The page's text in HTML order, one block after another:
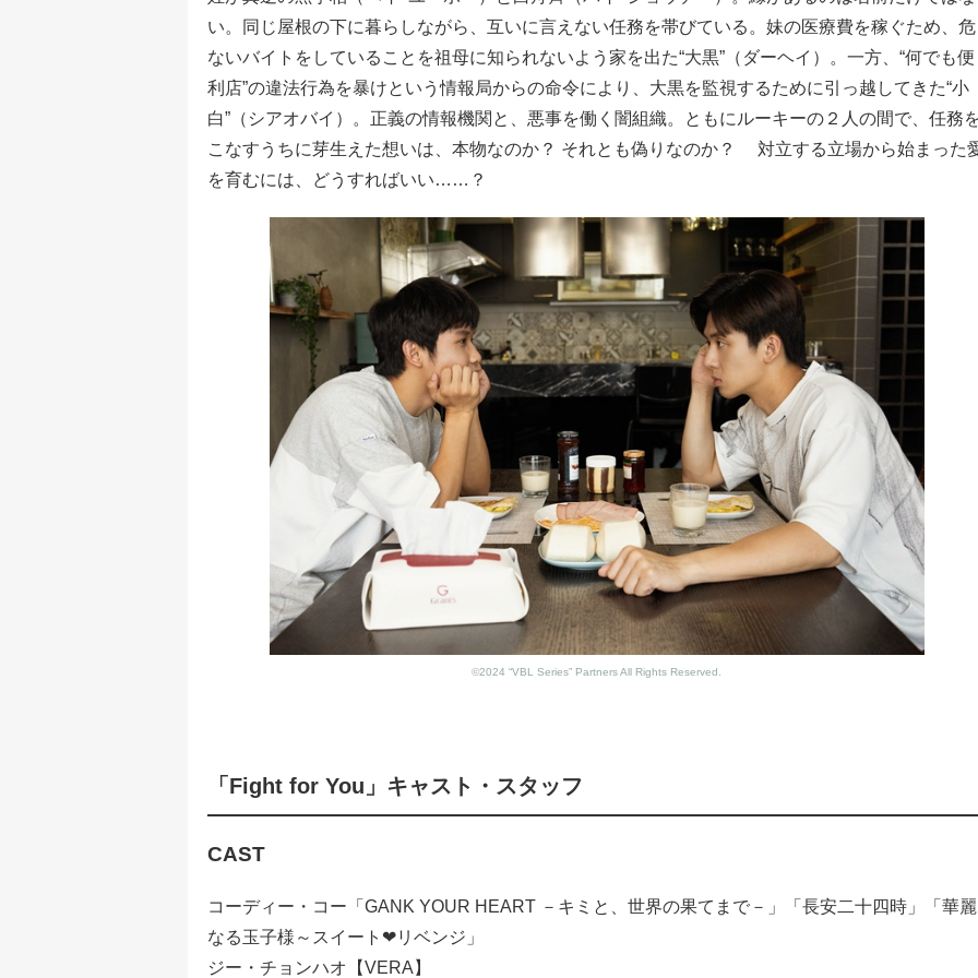
い。同じ屋根の下に暮らしながら、互いに言えない任務を帯びている。妹の医療費を稼ぐため、危
ないバイトをしていることを祖母に知られないよう家を出た“大黒”（ダーヘイ）。一方、“何でも便
利店”の違法行為を暴けという情報局からの命令により、大黒を監視するために引っ越してきた“小
白”（シアオバイ）。正義の情報機関と、悪事を働く闇組織。ともにルーキーの２人の間で、任務
こなすうちに芽生えた想いは、本物なのか？ それとも偽りなのか？ 対立する立場から始まった
を育むには、どうすればいい……？
©2024 “VBL Series” Partners All Rights Reserved.
「Fight for You」キャスト・スタッフ
CAST
コーディー・コー「GANK YOUR HEART －キミと、世界の果てまで－」「長安二十四時」「華麗
なる玉子様～スイート❤リベンジ」
ジー・チョンハオ【VERA】